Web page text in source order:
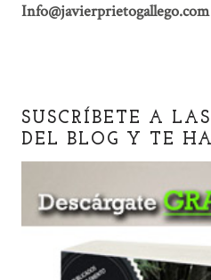
Info@javierprietogallego.com
SUSCRÍBETE A
DEL BLOG Y TE